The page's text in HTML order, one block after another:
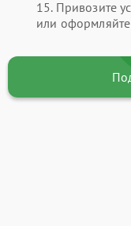
15. Привозите
или